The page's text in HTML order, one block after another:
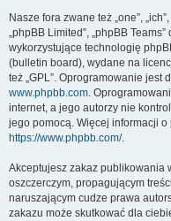
Nasze fora zwane też „one”,
„phpBB Limited”, „phpBB
wykorzystujące technologię
(bulletin board), wydane na
też „GPL”. Oprogramowanie jest
www.phpbb.com.
internet, a jego autorzy nie
jego pomocą. Więcej informacji
https://www.phpbb.com/.
Akceptujesz zakaz publikowania
oszczerczym, propagującym
naruszającym cudze prawa
zakazu może skutkować dla